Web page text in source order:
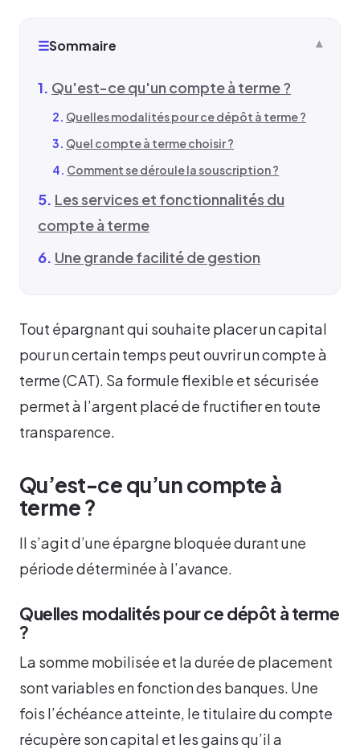
☰Sommaire
Qu'est-ce qu'un compte à terme ?
Quelles modalités pour ce dépôt à terme ?
Quel compte à terme choisir ?
Comment se déroule la souscription ?
Les services et fonctionnalités du
compte à terme
Une grande facilité de gestion
Tout épargnant qui souhaite placer un capital
pour un certain temps peut ouvrir un compte à
terme (CAT). Sa formule flexible et sécurisée
permet à l’argent placé de fructifier en toute
transparence.
Qu’est-ce qu’un compte à
terme ?
Il s’agit d’une épargne bloquée durant une
période déterminée à l’avance.
Quelles modalités pour ce dépôt à terme
?
La somme mobilisée et la durée de placement
sont variables en fonction des banques. Une
fois l’échéance atteinte, le titulaire du compte
récupère son capital et les gains qu’il a